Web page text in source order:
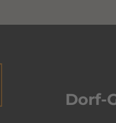
Dorf-